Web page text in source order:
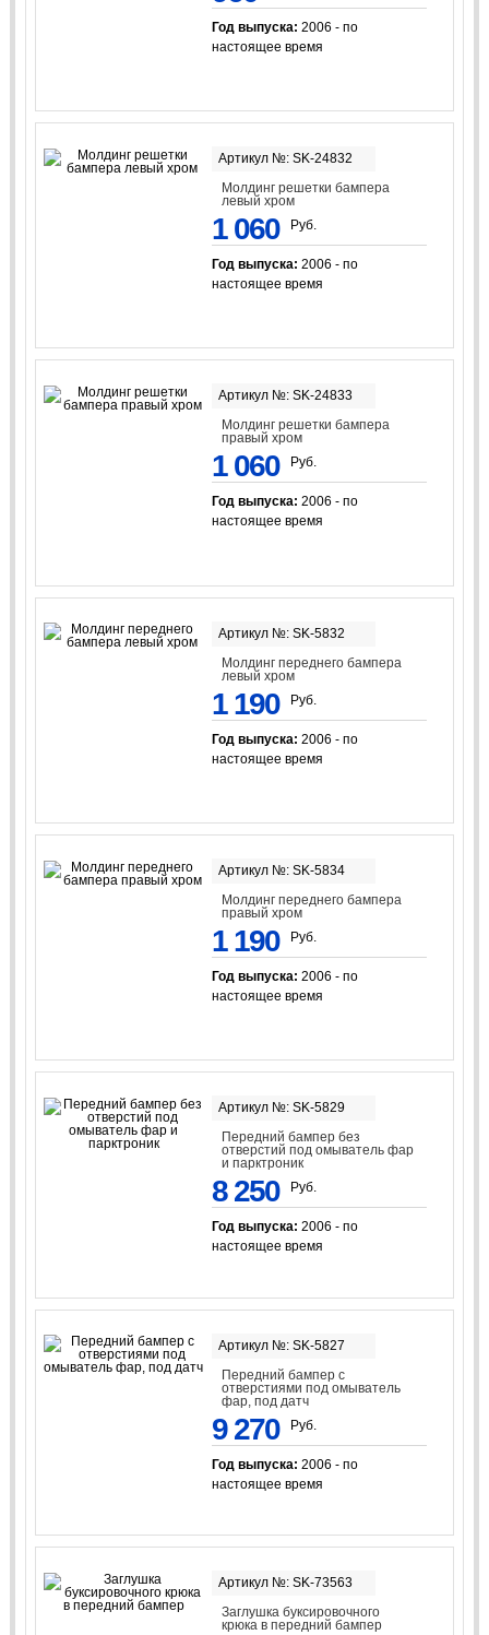
Год выпуска: 2006 - по
настоящее время
Артикул №: SK-24832
Молдинг решетки бампера
левый хром
1 060 Руб.
Год выпуска: 2006 - по
настоящее время
Артикул №: SK-24833
Молдинг решетки бампера
правый хром
1 060 Руб.
Год выпуска: 2006 - по
настоящее время
Артикул №: SK-5832
Молдинг переднего бампера
левый хром
1 190 Руб.
Год выпуска: 2006 - по
настоящее время
Артикул №: SK-5834
Молдинг переднего бампера
правый хром
1 190 Руб.
Год выпуска: 2006 - по
настоящее время
Артикул №: SK-5829
Передний бампер без
отверстий под омыватель фар
и парктроник
8 250 Руб.
Год выпуска: 2006 - по
настоящее время
Артикул №: SK-5827
Передний бампер с
отверстиями под омыватель
фар, под датч
9 270 Руб.
Год выпуска: 2006 - по
настоящее время
Артикул №: SK-73563
Заглушка буксировочного
крюка в передний бампер